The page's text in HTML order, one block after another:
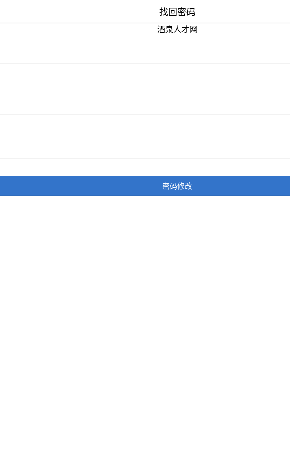
找回密码
酒泉人才网
密码修改